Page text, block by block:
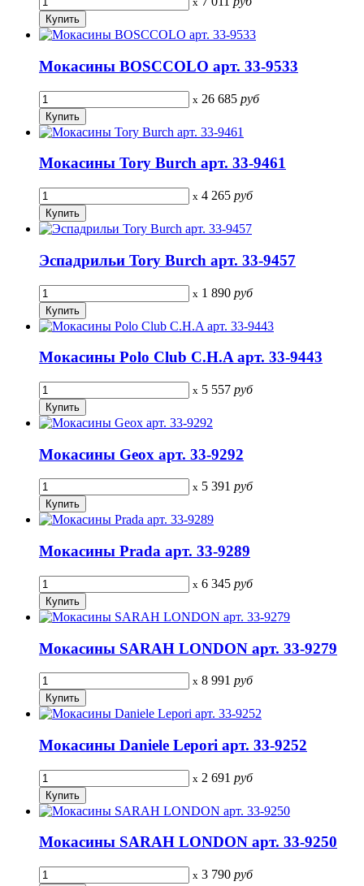
Мокасины BOSCCOLO арт. 33-9533
x 26 685 руб
Мокасины Tory Burch арт. 33-9461
x 4 265 руб
Эспадрильи Tory Burch арт. 33-9457
x 1 890 руб
Мокасины Polo Club C.H.A арт. 33-9443
x 5 557 руб
Мокасины Geox арт. 33-9292
x 5 391 руб
Мокасины Prada арт. 33-9289
x 6 345 руб
Мокасины SARAH LONDON арт. 33-9279
x 8 991 руб
Мокасины Daniele Lepori арт. 33-9252
x 2 691 руб
Мокасины SARAH LONDON арт. 33-9250
x 3 790 руб